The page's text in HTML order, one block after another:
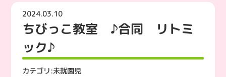
2024.03.10
ちびっこ教室 ♪合同 リトミ
ック♪
カテゴリ:未就園児